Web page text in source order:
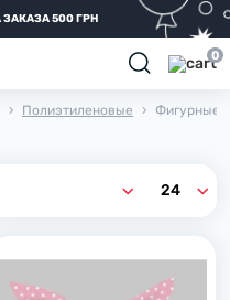
500 ГРН
0
Полиэтиленовые Фигурные